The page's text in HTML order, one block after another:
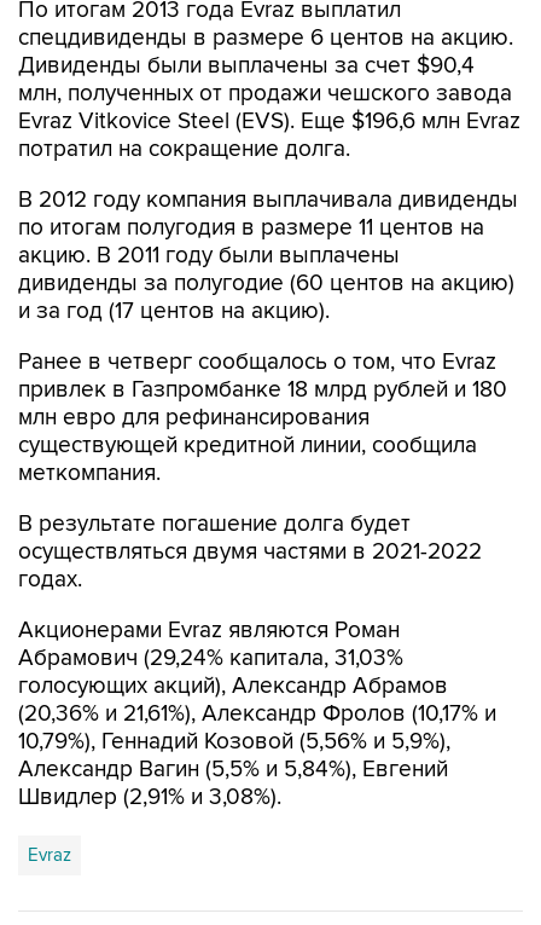
Дивиденды были выплачены за счет $90,4
млн, полученных от продажи чешского завода
Evraz Vitkovice Steel (EVS). Еще $196,6 млн Evraz
потратил на сокращение долга.
В 2012 году компания выплачивала дивиденды
акцию. В 2011 году были выплачены
дивиденды за полугодие (60 центов на акцию)
и за год (17 центов на акцию).
Ранее в четверг сообщалось о том, что Evraz
млн евро для рефинансирования
существующей кредитной линии, сообщила
меткомпания.
В результате погашение долга будет
годах.
Акционерами Evraz являются Роман
голосующих акций), Александр Абрамов
(20,36% и 21,61%), Александр Фролов (10,17% и
10,79%), Геннадий Козовой (5,56% и 5,9%),
Александр Вагин (5,5% и 5,84%), Евгений
Швидлер (2,91% и 3,08%).
Evraz